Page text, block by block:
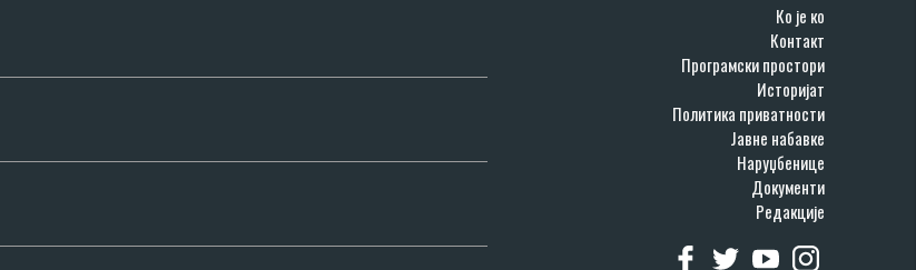
Ко је ко
Контакт
Програмски простори
Историјат
Политика приватности
Јавне набавке
Наруџбенице
Документи
Редакције